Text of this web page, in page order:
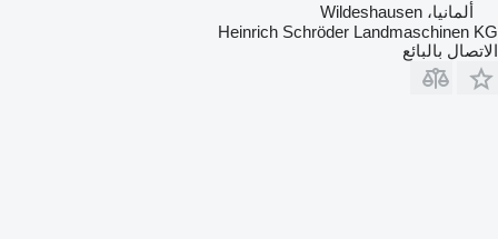
ألمانيا، Wildeshausen
Heinrich Schröder Landmaschinen KG
الاتصال بالبائع